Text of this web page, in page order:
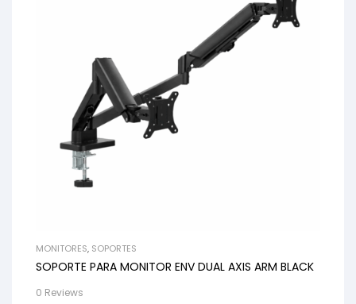
MONITORES, SOPORTES
SOPORTE PARA MONITOR ENV DUAL AXIS ARM BLACK
0 Reviews